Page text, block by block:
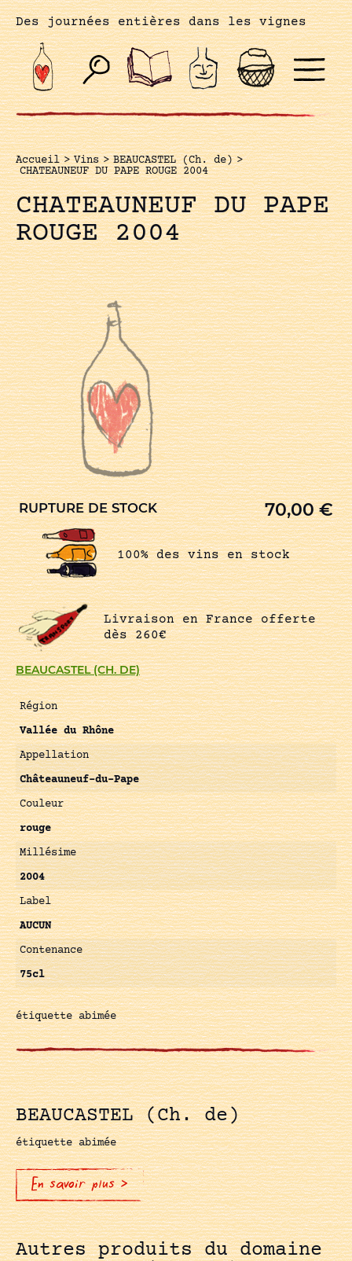
Des journées entières dans les vignes
Accueil > Vins > BEAUCASTEL (Ch. de) >
CHATEAUNEUF DU PAPE ROUGE 2004
CHATEAUNEUF DU PAPE
ROUGE 2004
BEAUCASTEL (CH. DE)
Région
Vallée du Rhône
Appellation
Châteauneuf-du-Pape
Couleur
rouge
Millésime
2004
Label
AUCUN
Contenance
75cl
étiquette abimée
RUPTURE DE STOCK 70,00€
100% des vins en stock
Livraison en France offerte
dès 260€
BEAUCASTEL (Ch. de)
étiquette abimée
En savoir plus >
Autres produits du domaine